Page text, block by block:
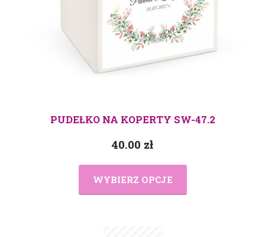
PUDEŁKO NA KOPERTY SW-47.2
40.00 zł
WYBIERZ OPCJE